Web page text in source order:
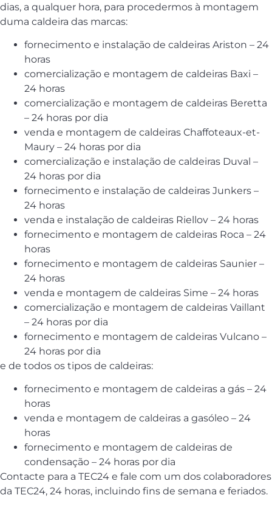
dias, a qualquer hora, para procedermos à montagem
duma caldeira das marcas:
fornecimento e instalação de caldeiras Ariston – 24
horas
comercialização e montagem de caldeiras Baxi –
24 horas
comercialização e montagem de caldeiras Beretta
– 24 horas por dia
venda e montagem de caldeiras Chaffoteaux-et-
Maury – 24 horas por dia
comercialização e instalação de caldeiras Duval –
24 horas por dia
fornecimento e instalação de caldeiras Junkers –
24 horas
venda e instalação de caldeiras Riellov – 24 horas
fornecimento e montagem de caldeiras Roca – 24
horas
fornecimento e montagem de caldeiras Saunier –
24 horas
venda e montagem de caldeiras Sime – 24 horas
comercialização e montagem de caldeiras Vaillant
– 24 horas por dia
fornecimento e montagem de caldeiras Vulcano –
24 horas por dia
e de todos os tipos de caldeiras:
fornecimento e montagem de caldeiras a gás – 24
horas
venda e montagem de caldeiras a gasóleo – 24
horas
fornecimento e montagem de caldeiras de
condensação – 24 horas por dia
Contacte para a TEC24 e fale com um dos colaboradores
da TEC24, 24 horas, incluindo fins de semana e feriados.